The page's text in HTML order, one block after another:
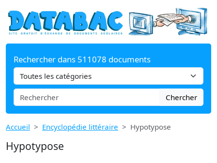
Rechercher dans 511078 documents
Chercher
Accueil Encyclopédie littéraire Hypotypose
Hypotypose